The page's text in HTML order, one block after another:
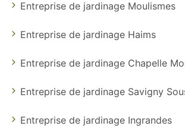
Entreprise de jardinage Moulismes
Entreprise de jardinage Haims
Entreprise de jardinage Chapelle
Entreprise de jardinage Savigny
Entreprise de jardinage Ingrandes